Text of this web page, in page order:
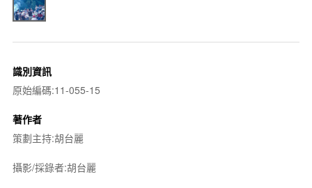
識別資訊
原始編碼:11-055-15
著作者
策劃主持:胡台麗
攝影/採錄者:胡台麗